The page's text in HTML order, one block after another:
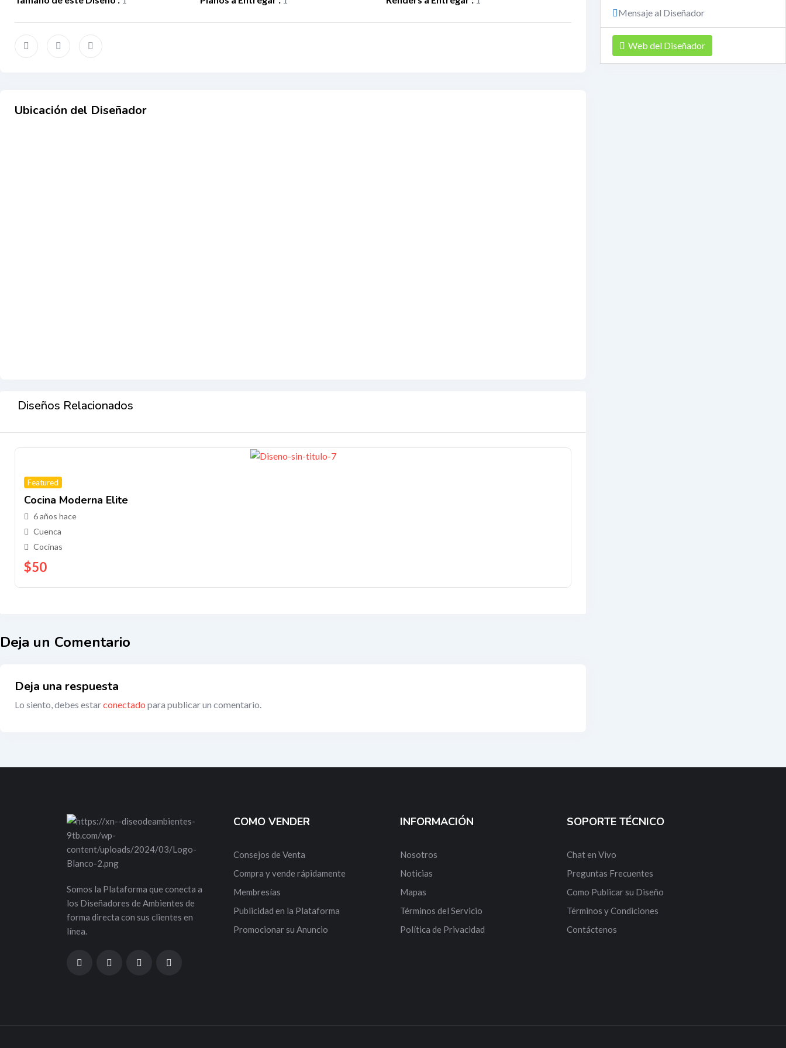
Ubicación del Diseñador
Diseños Relacionados
Featured
Cocina Moderna Elite
6 años hace
Cuenca
Cocinas
$50
Deja un Comentario
Deja una respuesta
Lo siento, debes estarconectado para publicar un comentario.
Mensaje al Diseñador
Web del Diseñador
Somos la Plataforma que conecta a
los Diseñadores de Ambientes de
forma directa con sus clientes en
línea.
COMO VENDER
Consejos de Venta
Compra y vende rápidamente
Membresías
Publicidad en la Plataforma
Promocionar su Anuncio
INFORMACIÓN
Nosotros
Noticias
Mapas
Términos del Servicio
Política de Privacidad
SOPORTE TÉCNICO
Chat en Vivo
Preguntas Frecuentes
Como Publicar su Diseño
Términos y Condiciones
Contáctenos